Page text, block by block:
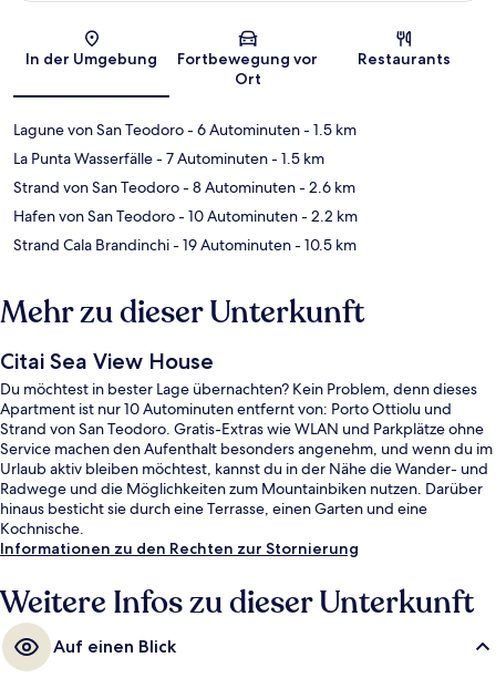
Karte
In der Umgebung
Fortbewegung vor
Ort
Restaurants
Lagune von San Teodoro- 6 Autominuten- 1.5 km
La Punta Wasserfälle- 7 Autominuten- 1.5 km
Strand von San Teodoro- 8 Autominuten- 2.6 km
Hafen von San Teodoro- 10 Autominuten- 2.2 km
Strand Cala Brandinchi- 19 Autominuten- 10.5 km
Mehr zu dieser Unterkunft
Citai Sea View House
Du möchtest in bester Lage übernachten? Kein Problem, denn dieses
Apartment ist nur 10 Autominuten entfernt von: Porto Ottiolu und
Strand von San Teodoro. Gratis-Extras wie WLAN und Parkplätze ohne
Service machen den Aufenthalt besonders angenehm, und wenn du im
Urlaub aktiv bleiben möchtest, kannst du in der Nähe die Wander- und
Radwege und die Möglichkeiten zum Mountainbiken nutzen. Darüber
hinaus besticht sie durch eine Terrasse, einen Garten und eine
Kochnische.
Informationen zu den Rechten zur Stornierung
Weitere Infos zu dieser Unterkunft
Auf einen Blick